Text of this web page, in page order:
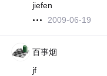
jiefen
2009-06-19
百事烟
jf